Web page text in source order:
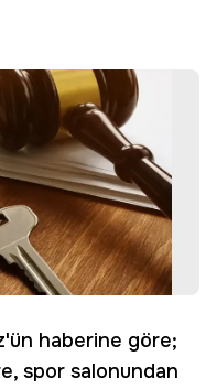
haberine göre;
spor salonundan